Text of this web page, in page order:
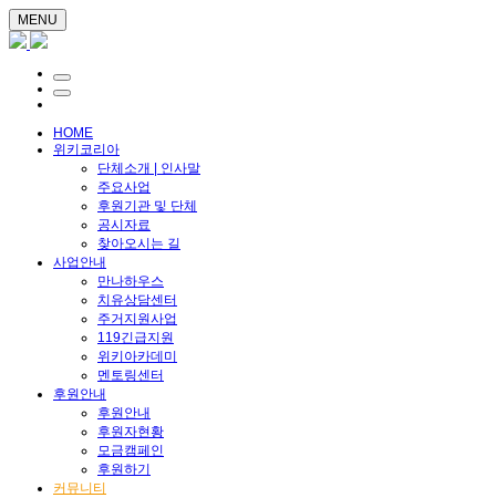
MENU
HOME
위키코리아
단체소개 | 인사말
주요사업
후원기관 및 단체
공시자료
찾아오시는 길
사업안내
만나하우스
치유상담센터
주거지원사업
119긴급지원
위키아카데미
멘토링센터
후원안내
후원안내
후원자현황
모금캠페인
후원하기
커뮤니티